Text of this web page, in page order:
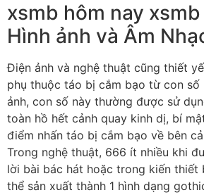
xsmb hôm nay
Hình ảnh và Âm
Điện ảnh và nghệ thuật cũng thiết
phụ thuộc táo bị cắm bạo từ con số
ảnh, con số này thường được sử
toàn hồ hết cảnh quay kinh dị, bí
điểm nhấn táo bị cắm bạo về bên
Trong nghệ thuật, 666 ít nhiều khi
lời bài bác hát hoặc trong kiến thiết
thể sản xuất thành 1 hình dạng